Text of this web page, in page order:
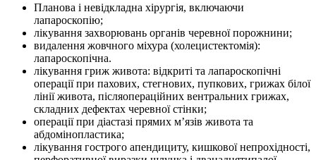
Планова і невідкладна хірургія, включаючи
лапароскопію;
лікування захворювань органів черевної порожнини;
видалення жовчного міхура (холецистектомія):
лапароскопічна.
лікування гриж живота: відкриті та лапароскопічні
операції при пахових, стегнових, пупкових, грижах білої
лінії живота, післяопераційних вентральних грижах,
складних дефектах черевної стінки;
операції при діастазі прямих м’язів живота та
абдомінопластика;
лікування гострого апендициту, кишкової непрохідності,